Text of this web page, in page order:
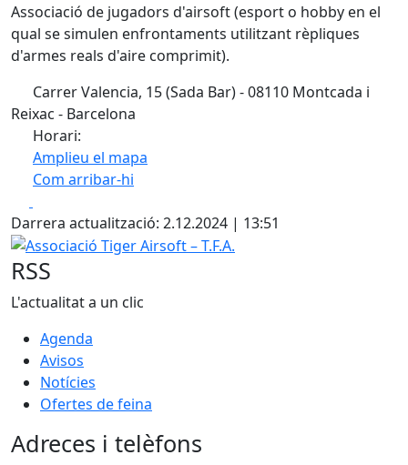
Associació de jugadors d'airsoft (esport o hobby en el
qual se simulen enfrontaments utilitzant rèpliques
d'armes reals d'aire comprimit).
Carrer Valencia, 15 (Sada Bar) - 08110 Montcada i
Reixac - Barcelona
Horari:
Amplieu el mapa
Com arribar-hi
+
−
Darrera actualització: 2.12.2024 | 13:51
Associació Tiger Airsoft – T.F.A.
RSS
L'actualitat a un clic
Agenda
Avisos
Notícies
Ofertes de feina
Adreces i telèfons